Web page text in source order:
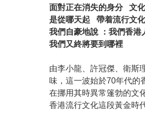
面對正在消失的身分 文
是從哪天起 帶着流行文
我們自豪地說 ：我們香港
我們又終將要到哪裡
由李小龍、許冠傑、衛斯
味，這一波始於70年代的
在挪用其時異常篷勃的文
香港流行文化這段黃金時